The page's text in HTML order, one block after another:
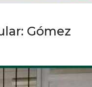
Gómez